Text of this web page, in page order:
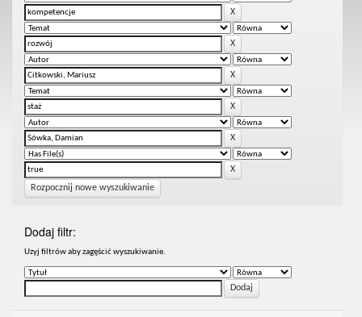
Rozpocznij nowe wyszukiwanie
Dodaj filtr:
Uzyj filtrów aby zagęścić wyszukiwanie.